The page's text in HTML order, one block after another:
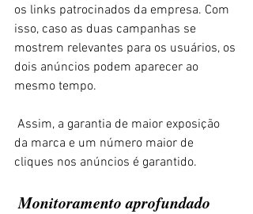
os links patrocinados da empresa. Com
isso, caso as duas campanhas se
mostrem relevantes para os usuários, os
dois anúncios podem aparecer ao
mesmo tempo.
da marca e um número maior de
cliques nos anúncios é garantido.
Monitoramento aprofundado